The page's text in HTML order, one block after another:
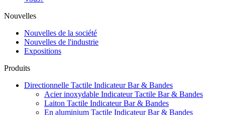
Nouvelles
Nouvelles de la société
Nouvelles de l'industrie
Expositions
Produits
Directionnelle Tactile Indicateur Bar & Bandes
Acier inoxydable Indicateur Tactile Bar & Bandes
Laiton Tactile Indicateur Bar & Bandes
En aluminium Tactile Indicateur Bar & Bandes